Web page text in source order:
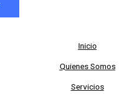
Inicio
Quienes Somos
Servicios